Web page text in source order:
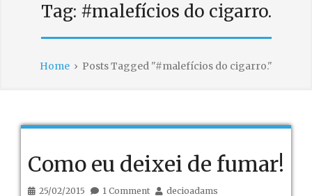
Tag: #malefícios do cigarro.
Home › Posts Tagged "#malefícios do cigarro."
Como eu deixei de fumar!
25/02/2015 1 Comment decioadams